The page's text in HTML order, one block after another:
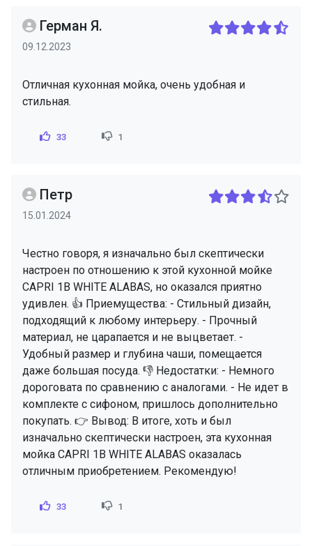
Герман Я.
09.12.2023
Отличная кухонная мойка, очень удобная и
стильная.
33 1
Петр
15.01.2024
Честно говоря, я изначально был скептически
настроен по отношению к этой кухонной мойке
CAPRI 1B WHITE ALABAS, но оказался приятно
удивлен. 👍 Приемущества: - Стильный дизайн,
подходящий к любому интерьеру. - Прочный
материал, не царапается и не выцветает. -
Удобный размер и глубина чаши, помещается
даже большая посуда. 👎 Недостатки: - Немного
дороговата по сравнению с аналогами. - Не идет в
комплекте с сифоном, пришлось дополнительно
покупать. 👉 Вывод: В итоге, хоть и был
изначально скептически настроен, эта кухонная
мойка CAPRI 1B WHITE ALABAS оказалась
отличным приобретением. Рекомендую!
33 1